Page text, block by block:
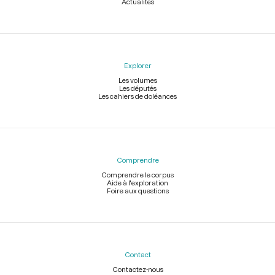
Explorer
Les volumes
Les députés
Les cahiers de doléances
Comprendre
Comprendre le corpus
Aide à l'exploration
Foire aux questions
Contact
Contactez-nous